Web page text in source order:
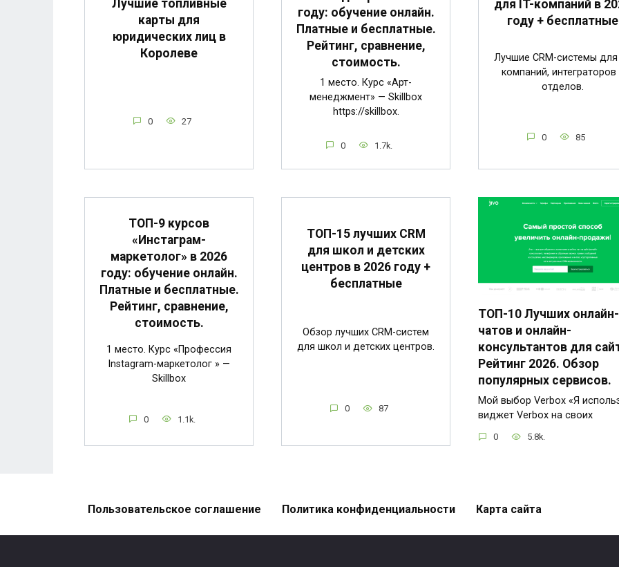
Лучшие топливные
карты для
юридических лиц в
Королеве
0 27
году: обучение онлайн.
Платные и бесплатные.
Рейтинг, сравнение,
стоимость.
1 место. Курс «Арт-
менеджмент» — Skillbox
https://skillbox.
0 1.7k.
для IT-компаний в
году + бесплатные
Лучшие CRM-системы для
компаний, интеграторов
отделов.
0 85
ТОП-9 курсов
«Инстаграм-
маркетолог» в 2026
году: обучение онлайн.
Платные и бесплатные.
Рейтинг, сравнение,
стоимость.
1 место. Курс «Профессия
Instagram-маркетолог » —
Skillbox
0 1.1k.
ТОП-15 лучших CRM
для школ и детских
центров в 2026 году +
бесплатные
Обзор лучших CRM-систем
для школ и детских центров.
0 87
ТОП-10 Лучших онлайн-
чатов и онлайн-
консультантов для
Рейтинг 2026. Обзор
популярных сервисов.
Мой выбор Verbox «Я
виджет Verbox на своих
0 5.8k.
Пользовательское соглашение Политика конфиденциальности Карта сайта